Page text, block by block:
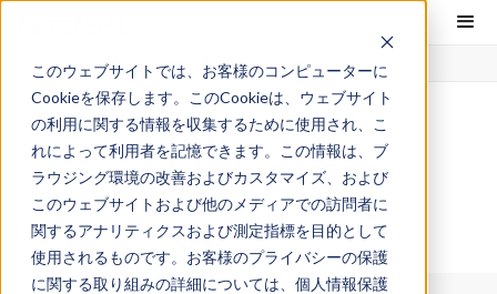
このウェブサイトでは、お客様のコンピューターに
Cookieを保存します。このCookieは、ウェブサイト
の利用に関する情報を収集するために使用され、こ
れによって利用者を記憶できます。この情報は、ブ
ラウジング環境の改善およびカスタマイズ、および
このウェブサイトおよび他のメディアでの訪問者に
関するアナリティクスおよび測定指標を目的として
使用されるものです。お客様のプライバシーの保護
に関する取り組みの詳細については、個人情報保護
ホーム お問合せ 関西事業所の採用に関するお問い合せ
お問い合せ